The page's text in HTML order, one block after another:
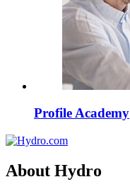
Profile Academy
About Hydro